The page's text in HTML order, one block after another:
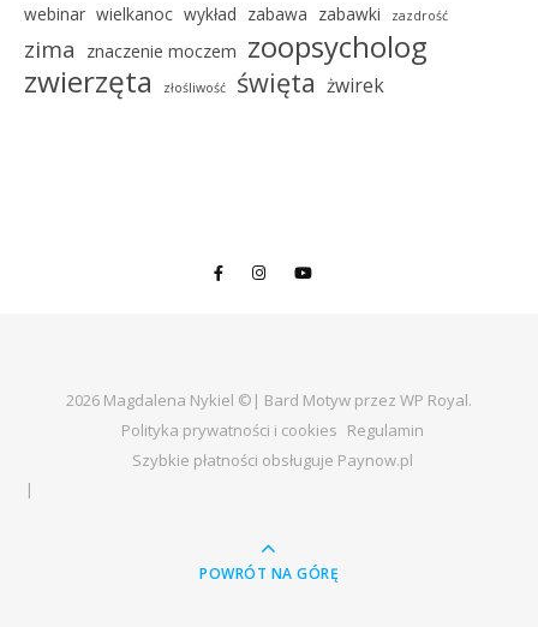
webinar wielkanoc wykład zabawa zabawki zazdrość
zima znaczenie moczem zoopsycholog
zwierzęta
złośliwość święta żwirek
2026 Magdalena Nykiel ©| Bard Motyw przez WP Royal.
Polityka prywatności i cookies Regulamin
Szybkie płatności obsługuje Paynow.pl
POWRÓT NA GÓRĘ